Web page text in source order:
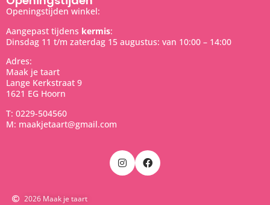
Openingstijden winkel:
Aangepast tijdens kermis:
Dinsdag 11 t/m zaterdag 15 augustus: van 10:00 – 14:00
Adres:
Maak je taart
Lange Kerkstraat 9
1621 EG Hoorn
T: 0229-504560
M: maakjetaart@gmail.com
2026 Maak je taart